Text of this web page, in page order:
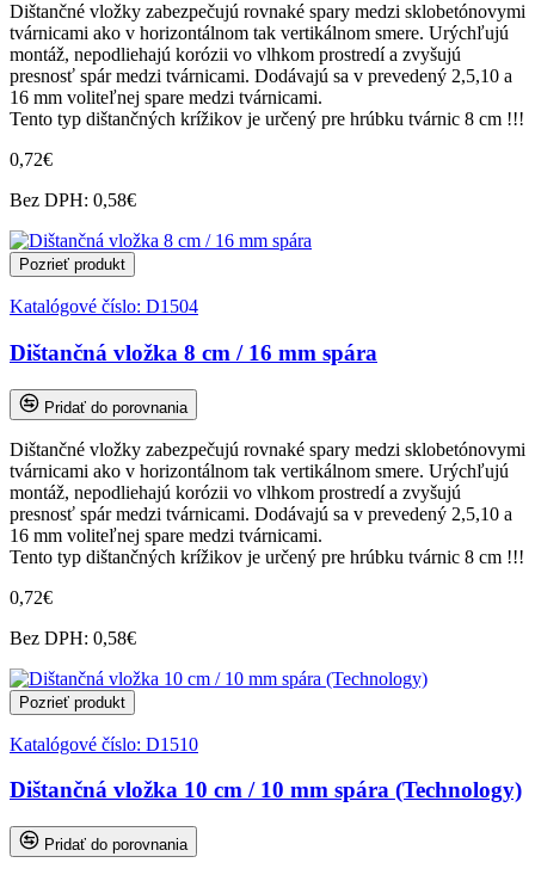
Dištančné vložky zabezpečujú rovnaké spary medzi sklobetónovymi
tvárnicami ako v horizontálnom tak vertikálnom smere. Urýchľujú
montáž, nepodliehajú korózii vo vlhkom prostredí a zvyšujú
presnosť spár medzi tvárnicami. Dodávajú sa v prevedený 2,5,10 a
16 mm voliteľnej spare medzi tvárnicami.
Tento typ dištančných krížikov je určený pre hrúbku tvárnic 8 cm !!!
0,72€
Bez DPH: 0,58€
Pozrieť produkt
Katalógové číslo: D1504
Dištančná vložka 8 cm / 16 mm spára
Pridať do porovnania
Dištančné vložky zabezpečujú rovnaké spary medzi sklobetónovymi
tvárnicami ako v horizontálnom tak vertikálnom smere. Urýchľujú
montáž, nepodliehajú korózii vo vlhkom prostredí a zvyšujú
presnosť spár medzi tvárnicami. Dodávajú sa v prevedený 2,5,10 a
16 mm voliteľnej spare medzi tvárnicami.
Tento typ dištančných krížikov je určený pre hrúbku tvárnic 8 cm !!!
0,72€
Bez DPH: 0,58€
Pozrieť produkt
Katalógové číslo: D1510
Dištančná vložka 10 cm / 10 mm spára (Technology)
Pridať do porovnania